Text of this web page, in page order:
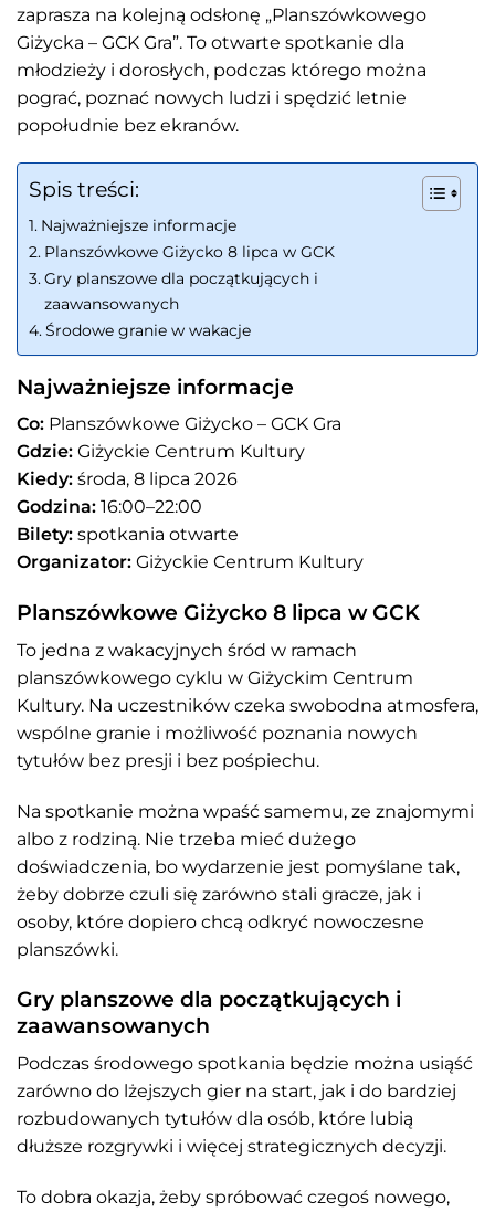
zaprasza na kolejną odsłonę „Planszówkowego
Giżycka – GCK Gra”. To otwarte spotkanie dla
młodzieży i dorosłych, podczas którego można
pograć, poznać nowych ludzi i spędzić letnie
popołudnie bez ekranów.
Spis treści:
Najważniejsze informacje
Planszówkowe Giżycko 8 lipca w GCK
Gry planszowe dla początkujących i
zaawansowanych
Środowe granie w wakacje
Najważniejsze informacje
Co: Planszówkowe Giżycko – GCK Gra
Gdzie: Giżyckie Centrum Kultury
Kiedy: środa, 8 lipca 2026
Godzina: 16:00–22:00
Bilety: spotkania otwarte
Organizator: Giżyckie Centrum Kultury
Planszówkowe Giżycko 8 lipca w GCK
To jedna z wakacyjnych śród w ramach
planszówkowego cyklu w Giżyckim Centrum
Kultury. Na uczestników czeka swobodna atmosfera,
wspólne granie i możliwość poznania nowych
tytułów bez presji i bez pośpiechu.
Na spotkanie można wpaść samemu, ze znajomymi
albo z rodziną. Nie trzeba mieć dużego
doświadczenia, bo wydarzenie jest pomyślane tak,
żeby dobrze czuli się zarówno stali gracze, jak i
osoby, które dopiero chcą odkryć nowoczesne
planszówki.
Gry planszowe dla początkujących i
zaawansowanych
Podczas środowego spotkania będzie można usiąść
zarówno do lżejszych gier na start, jak i do bardziej
rozbudowanych tytułów dla osób, które lubią
dłuższe rozgrywki i więcej strategicznych decyzji.
To dobra okazja, żeby spróbować czegoś nowego,